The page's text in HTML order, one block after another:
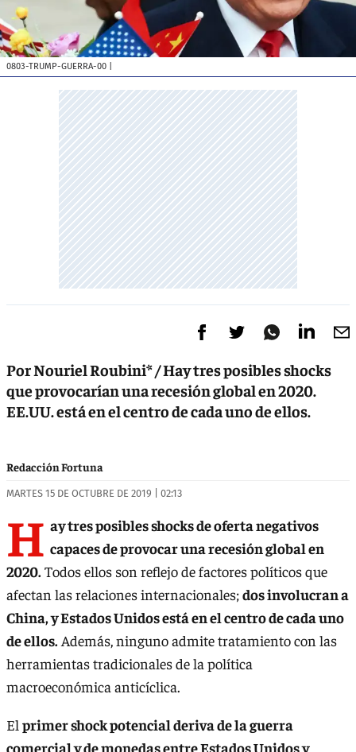
0803-TRUMP-GUERRA-00
Por Nouriel Roubini* / Hay tres posibles shocks
que provocarían una recesión global en 2020.
EE.UU. está en el centro de cada uno de ellos.
Redacción Fortuna
MARTES 15 DE OCTUBRE DE 2019 | 02:13
H ay tres posibles shocks de oferta negativos
capaces de provocar una recesión global en
2020.Todos ellos son reflejo de factores políticos que
afectan las relaciones internacionales;dos involucran a
China, y Estados Unidos está en el centro de cada uno
de ellos. Además, ninguno admite tratamiento con las
herramientas tradicionales de la política
macroeconómica anticíclica.
El primer shock potencial deriva de la guerra
comercial y de monedas entre Estados Unidos y